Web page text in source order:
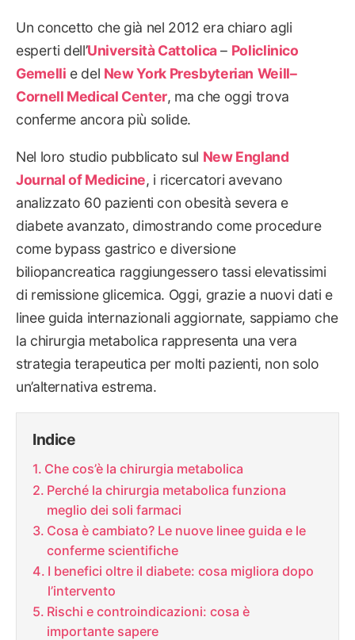
Un concetto che già nel 2012 era chiaro agli
esperti dell’Università Cattolica– Policlinico
Gemelli e del New York Presbyterian Weill–
Cornell Medical Center, ma che oggi trova
conferme ancora più solide.
Nel loro studio pubblicato sul New England
Journal of Medicine, i ricercatori avevano
analizzato 60 pazienti con obesità severa e
diabete avanzato, dimostrando come procedure
come bypass gastrico e diversione
biliopancreatica raggiungessero tassi elevatissimi
di remissione glicemica. Oggi, grazie a nuovi dati e
linee guida internazionali aggiornate, sappiamo che
la chirurgia metabolica rappresenta una vera
strategia terapeutica per molti pazienti, non solo
un’alternativa estrema.
Indice
Che cos’è la chirurgia metabolica
Perché la chirurgia metabolica funziona
meglio dei soli farmaci
Cosa è cambiato? Le nuove linee guida e le
conferme scientifiche
I benefici oltre il diabete: cosa migliora dopo
l’intervento
Rischi e controindicazioni: cosa è
importante sapere